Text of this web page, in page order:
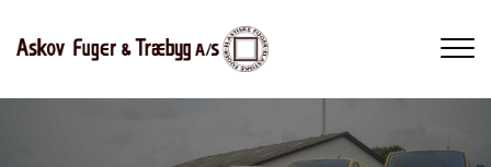
hovedindhold